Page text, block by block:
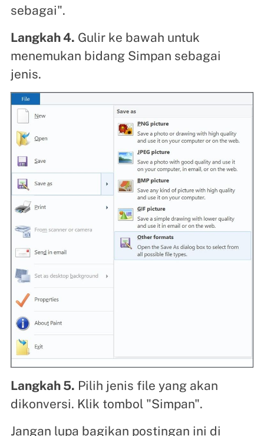
sebagai".
Langkah 4. Gulir ke bawah untuk
menemukan bidang Simpan sebagai
jenis.
Langkah 5. Pilih jenis file yang akan
dikonversi. Klik tombol "Simpan".
Jangan lupa bagikan postingan ini di